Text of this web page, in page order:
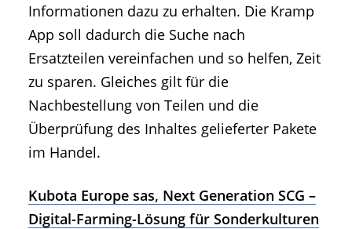
Informationen dazu zu erhalten. Die Kramp
App soll dadurch die Suche nach
Ersatzteilen vereinfachen und so helfen, Zeit
zu sparen. Gleiches gilt für die
Nachbestellung von Teilen und die
Überprüfung des Inhaltes gelieferter Pakete
im Handel.
Kubota Europe sas, Next Generation SCG –
Digital-Farming-Lösung für Sonderkulturen